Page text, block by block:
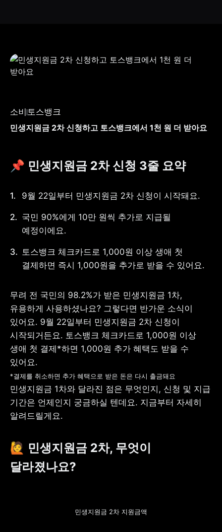
테헤란로 131, 13층 (역삼동,
한국지식재산센터)
대표 : 이은미
고객센터
전화 : 1661-7654(24시간 연중무휴)
해외전화 : +82-2-6975-9000
개인정보
신용정보활용체제
이용자유의사항
보호금융상품등록부
상품공시실
공지사항
준법제보
채널
소비 토스뱅크
민생지원금 2차 신청하고 토스뱅크에서 1천 원 더 받아요
📌 민생지원금 2차 신청 3줄 요약
9월 22일부터 민생지원금 2차 신청이 시작돼요.
국민 90%에게 10만 원씩 추가로 지급될
예정이에요.
토스뱅크 체크카드로 1,000원 이상 생애 첫
결제하면 즉시 1,000원을 추가로 받을 수 있어요.
무려 전 국민의 98.2%가 받은 민생지원금 1차,
유용하게 사용하셨나요? 그렇다면 반가운 소식이
있어요. 9월 22일부터 민생지원금 2차 신청이
시작되거든요. 토스뱅크 체크카드로 1,000원 이상
생애 첫 결제*하면 1,000원 추가 혜택도 받을 수
*결제를 취소하면 추가 혜택으로 받은 돈은 다시 출금돼요
민생지원금 1차와 달라진 점은 무엇인지, 신청 및 지급
기간은 언제인지 궁금하실 텐데요. 지금부터 자세히
알려드릴게요.
🙋 민생지원금 2차, 무엇이
달라졌나요?
민생지원금 2차 지원금액